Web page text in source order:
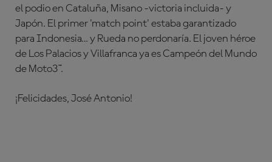
el podio en Cataluña, Misano -victoria incluida- y
Japón. El primer 'match point' estaba garantizado
para Indonesia… y Rueda no perdonaría. El joven héroe
de Los Palacios y Villafranca ya es Campeón del Mundo
de Moto3™.
¡Felicidades, José Antonio!